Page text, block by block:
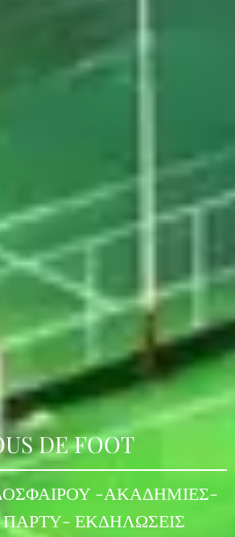
DEFOOT
-ΑΚΑΔΗΜΙΕΣ-
ΠΑΡΤΥ- ΕΚΔΗΛΩΣΕΙΣ